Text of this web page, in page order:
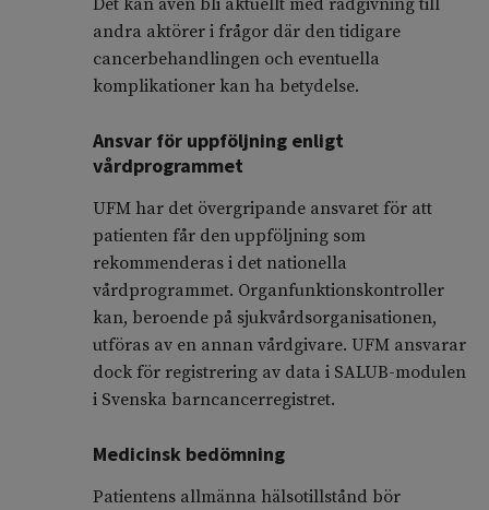
Det kan även bli aktuellt med rådgivning till
andra aktörer i frågor där den tidigare
cancerbehandlingen och eventuella
komplikationer kan ha betydelse.
Ansvar för uppföljning enligt
vårdprogrammet
UFM har det övergripande ansvaret för att
patienten får den uppföljning som
rekommenderas i det nationella
vårdprogrammet. Organfunktionskontroller
kan, beroende på sjukvårdsorganisationen,
utföras av en annan vårdgivare. UFM ansvarar
dock för registrering av data i SALUB-modulen
i Svenska barncancerregistret.
Medicinsk bedömning
Patientens allmänna hälsotillstånd bör